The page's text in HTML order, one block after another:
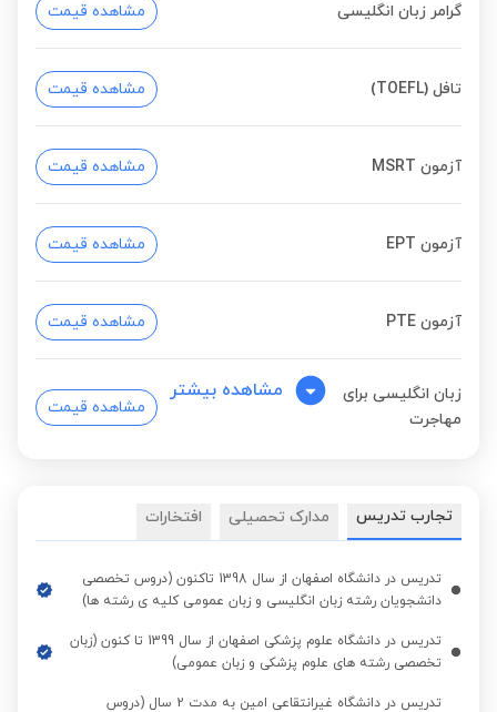
گرامر زبان انگلیسی مشاهده قیمت
تافل (TOEFL) مشاهده قیمت
آزمون MSRT مشاهده قیمت
آزمون EPT مشاهده قیمت
آزمون PTE مشاهده قیمت
زبان انگلیسی برای
مهاجرت
مشاهده قیمت
و کسب و کار
زبان انگلیسی برای
مصاحبه کاری
مشاهده قیمت
زبان انگلیسی مبتدی
مشاهده بیشتر
تجارب تدریس مدارک تحصیلی افتخارات
تدریس در دانشگاه اصفهان از سال 1398 تاکنون (دروس تخصصی
دانشجویان رشته زبان انگلیسی و زبان عمومی کلیه ی رشته ها)
تدریس در دانشگاه علوم پزشکی اصفهان از سال 1399 تا کنون (زبان
تخصصی رشته های علوم پزشکی و زبان عمومی)
تدریس در دانشگاه غیرانتقاعی امین به مدت 2 سال (دروس